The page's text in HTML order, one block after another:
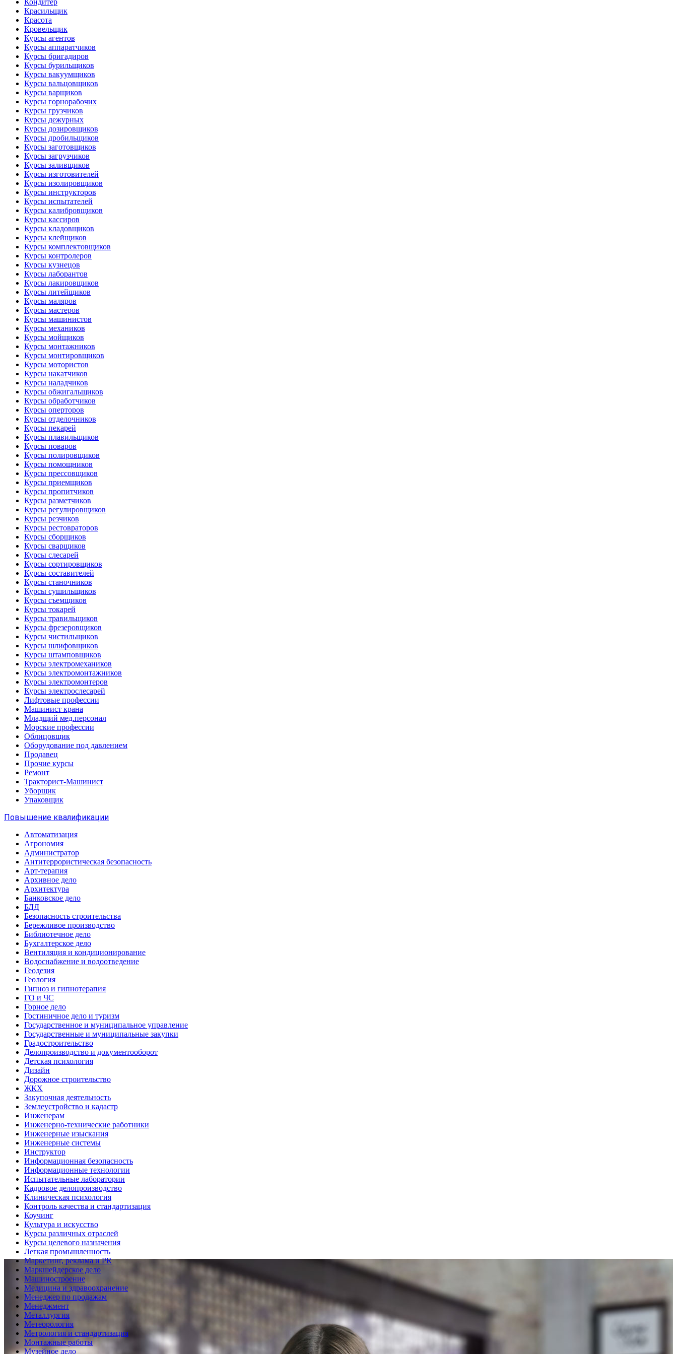
Кондитер
Красильщик
Красота
Кровельщик
Курсы агентов
Курсы аппаратчиков
Курсы бригадиров
Курсы бурильщиков
Курсы вакуумщиков
Курсы вальцовщиков
Курсы варщиков
Курсы горнорабочих
Курсы грузчиков
Курсы дежурных
Курсы дозировщиков
Курсы дробильщиков
Курсы заготовщиков
Курсы загрузчиков
Курсы заливщиков
Курсы изготовителей
Курсы изолировщиков
Курсы инструкторов
Курсы испытателей
Курсы калибровщиков
Курсы кассиров
Курсы кладовщиков
Курсы клейщиков
Курсы комплектовщиков
Курсы контролеров
Курсы кузнецов
Курсы лаборантов
Курсы лакировщиков
Курсы литейщиков
Курсы маляров
Курсы мастеров
Курсы машинистов
Курсы механиков
Курсы мойщиков
Курсы монтажников
Курсы монтировщиков
Курсы мотористов
Курсы накатчиков
Курсы наладчиков
Курсы обжигальщиков
Курсы обработчиков
Курсы оперторов
Курсы отделочников
Курсы пекарей
Курсы плавильщиков
Курсы поваров
Курсы полировщиков
Курсы помощников
Курсы прессовщиков
Курсы приемщиков
Курсы пропитчиков
Курсы разметчиков
Курсы регулировщиков
Курсы резчиков
Курсы рестовраторов
Курсы сборщиков
Курсы сварщиков
Курсы слесарей
Курсы сортировщиков
Курсы составителей
Курсы станочников
Курсы сушильщиков
Курсы съемщиков
Курсы токарей
Курсы травильщиков
Курсы фрезеровщиков
Курсы чистильщиков
Курсы шлифовщиков
Курсы штамповщиков
Курсы электромехаников
Курсы электромонтажников
Курсы электромонтеров
Курсы электрослесарей
Лифтовые профессии
Машинист крана
Младщий мед.персонал
Морские профессии
Облицовщик
Оборудование под давлением
Продавец
Прочие курсы
Ремонт
Тракторист-Машинист
Уборщик
Упаковщик
Повышение квалификации
Автоматизация
Агрономия
Администратор
Антитеррористическая безопасность
Арт-терапия
Архивное дело
Архитектура
Банковское дело
БДД
Безопасность строительства
Бережливое производство
Библиотечное дело
Бухгалтерское дело
Вентиляция и кондиционирование
Водоснабжение и водоотведение
Геодезия
Геология
Гипноз и гипнотерапия
ГО и ЧС
Горное дело
Гостиничное дело и туризм
Государственное и муниципальное управление
Государственные и муниципальные закупки
Градостроительство
Делопроизводство и документооборот
Детская психология
Дизайн
Дорожное строительство
ЖКХ
Закупочная деятельность
Землеустройство и кадастр
Инженерам
Инженерно-технические работники
Инженерные изыскания
Инженерные системы
Инструктор
Информационная безопасность
Информационные технологии
Испытательные лаборатории
Кадровое делопроизводство
Клиническая психология
Контроль качества и стандартизация
Коучинг
Культура и искусство
Курсы различных отраслей
Курсы целевого назначения
Легкая промышленность
Маркетинг, реклама и PR
Маркшейдерское дело
Машиностроение
Медицина и здравоохранение
Менеджер по продажам
Менеджмент
Металлургия
Метеорология
Метрология и стандартизация
Монтажные работы
Музейное дело